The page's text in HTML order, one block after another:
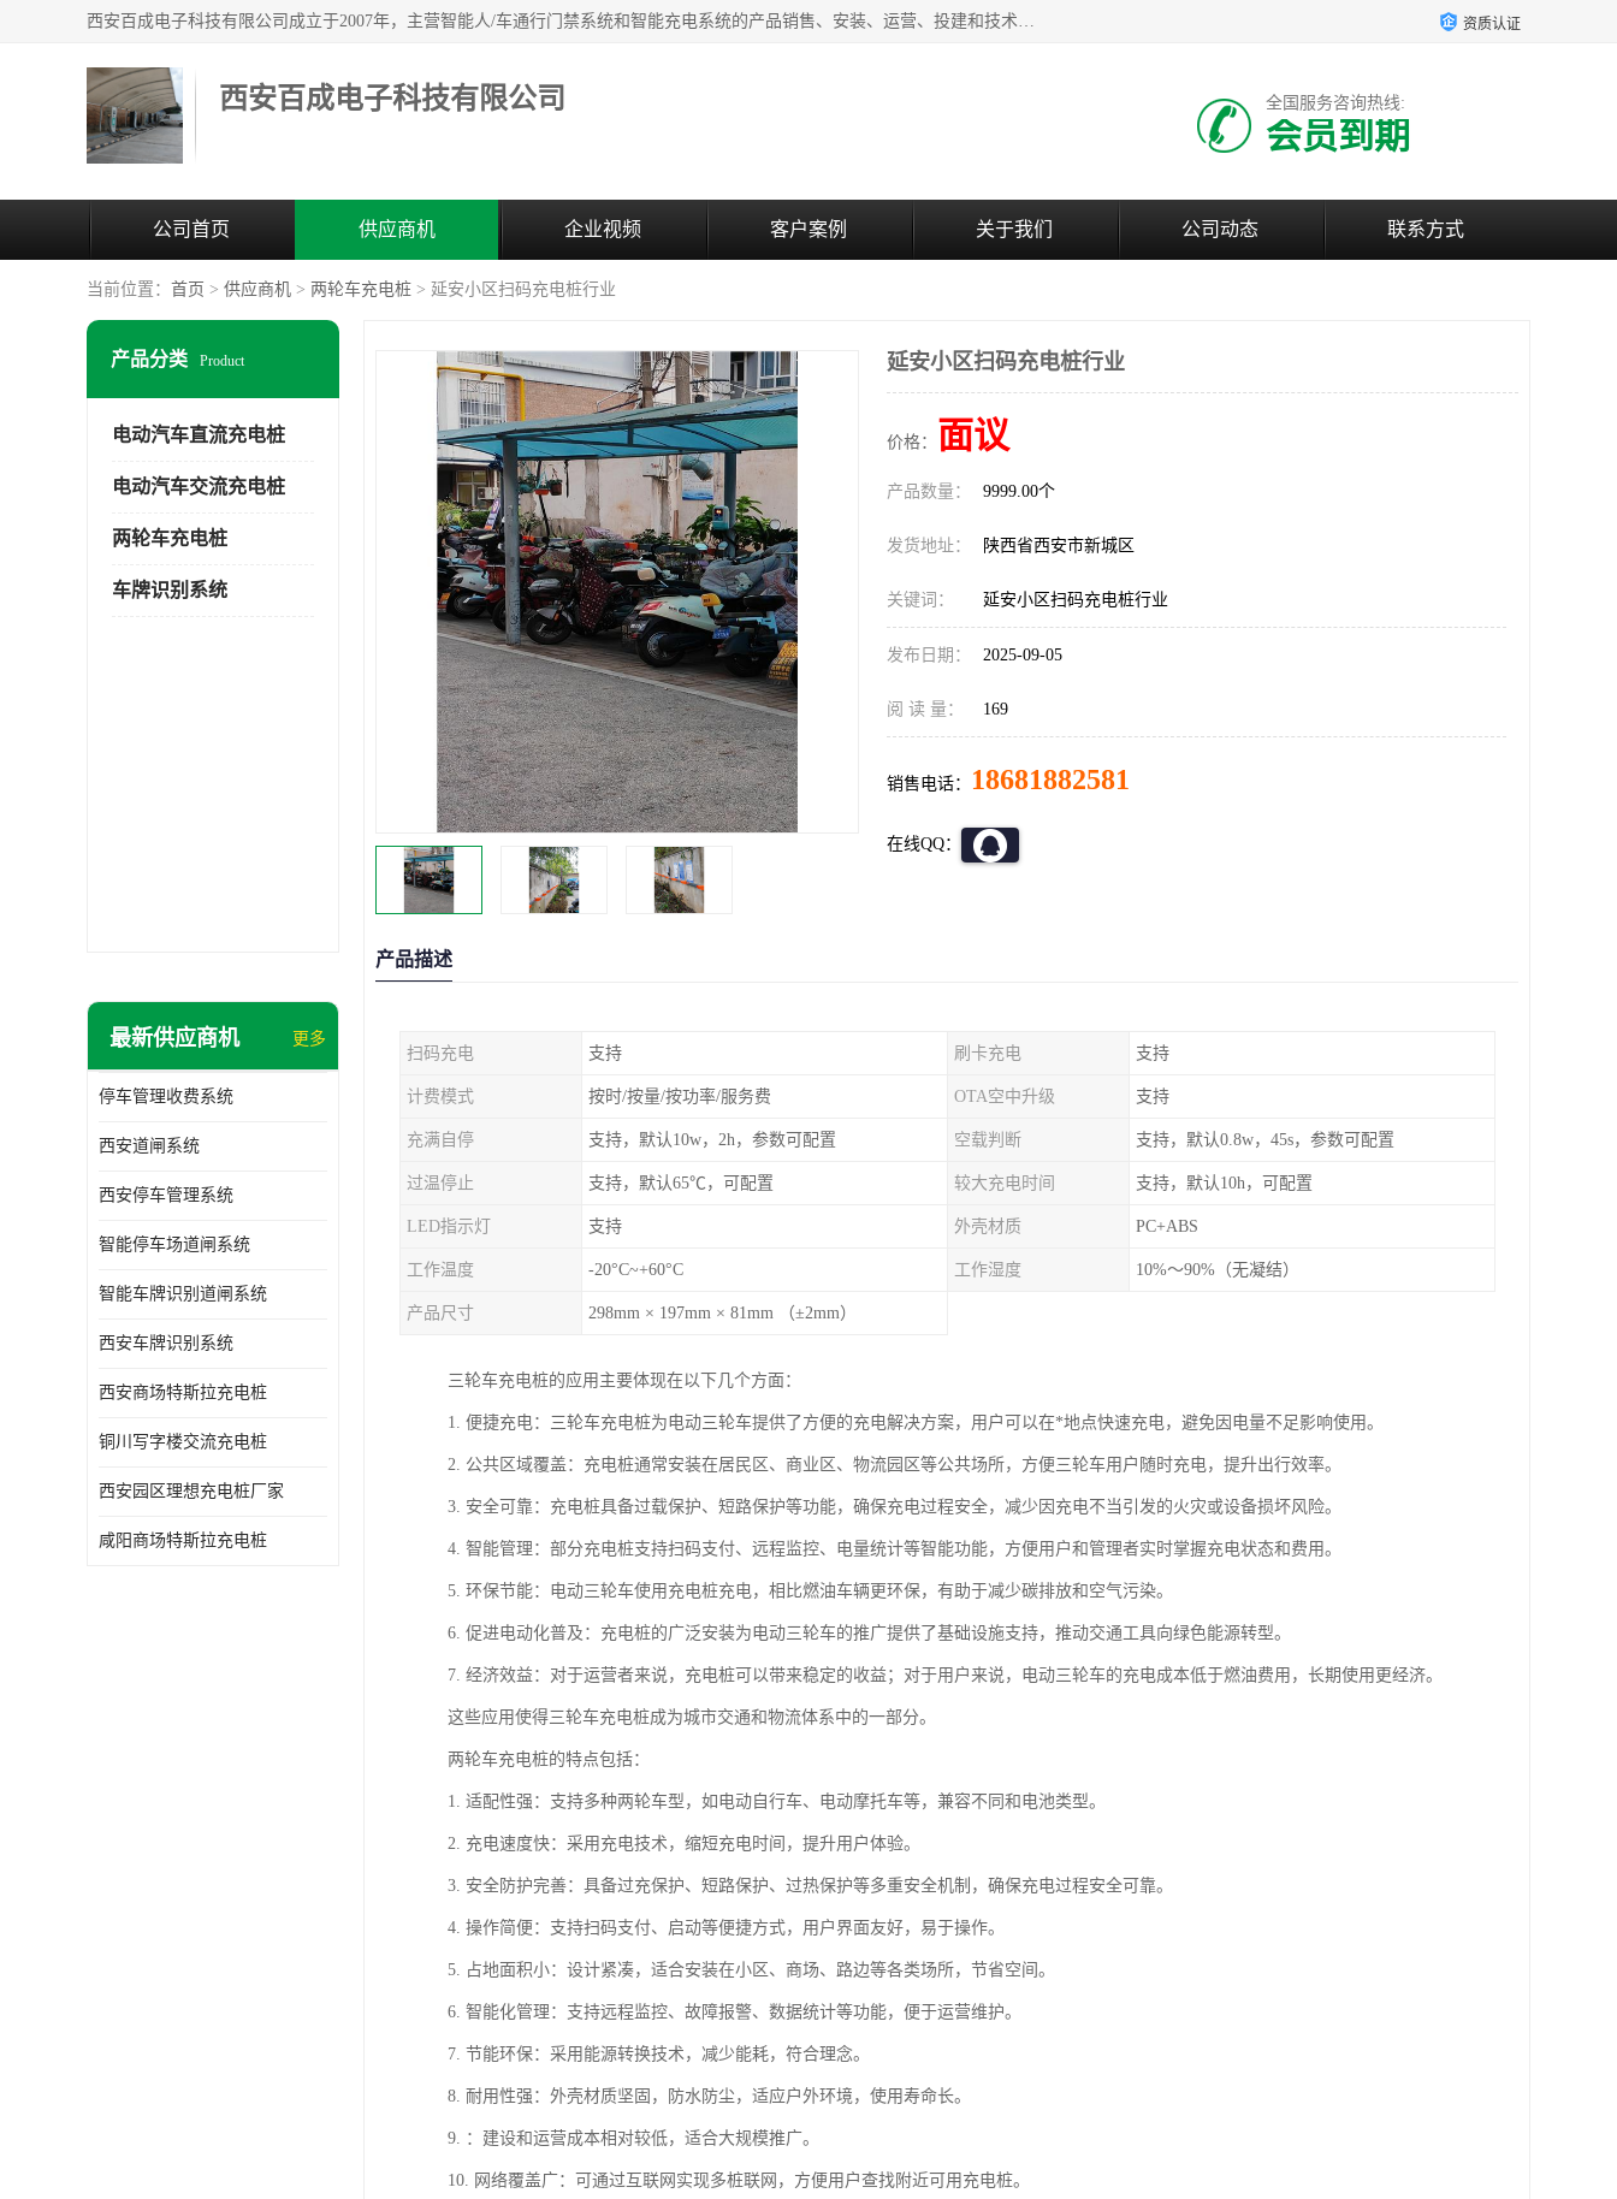
西安百成电子科技有限公司成立于2007年，主营智能人/车通行门禁系统和智能充电系统的产品销售、安装、运营、投建和技术服务为一体的高/新/技/术企业；主要产品有：智能停车场管理系统、车牌识别、汽车充电桩、两轮充电桩、道闸系统、门禁系统、人脸识别、通道闸、门禁管理系统、人行通道管理、车辆通行管理等。 资质认证
西安百成电子科技有限公司 全国服务咨询热线:
会员到期
公司首页 供应商机 企业视频 客户案例 关于我们 公司动态 联系方式
当前位置： 首页 > 供应商机 > 两轮车充电桩 > 延安小区扫码充电桩行业
产品分类 Product
电动汽车直流充电桩
电动汽车交流充电桩
两轮车充电桩
车牌识别系统
最新供应商机 更多
停车管理收费系统
西安道闸系统
西安停车管理系统
智能停车场道闸系统
智能车牌识别道闸系统
西安车牌识别系统
西安商场特斯拉充电桩
铜川写字楼交流充电桩
西安园区理想充电桩厂家
咸阳商场特斯拉充电桩
延安小区扫码充电桩行业
价格： 面议
产品数量： 9999.00个
发货地址： 陕西省西安市新城区
关键词： 延安小区扫码充电桩行业
发布日期： 2025-09-05
阅 读 量： 169
销售电话： 18681882581
在线QQ：
产品描述
扫码充电 支持 刷卡充电 支持
计费模式 按时/按量/按功率/服务费 OTA空中升级 支持
充满自停 支持，默认10w，2h，参数可配置 空载判断 支持，默认0.8w，45s，参数可配置
过温停止 支持，默认65℃，可配置 较大充电时间 支持，默认10h，可配置
LED指示灯 支持 外壳材质 PC+ABS
工作温度 -20°C~+60°C 工作湿度 10%～90%（无凝结）
产品尺寸 298mm × 197mm × 81mm （±2mm）
三轮车充电桩的应用主要体现在以下几个方面：
1. 便捷充电：三轮车充电桩为电动三轮车提供了方便的充电解决方案，用户可以在*地点快速充电，避免因电量不足影响使用。
2. 公共区域覆盖：充电桩通常安装在居民区、商业区、物流园区等公共场所，方便三轮车用户随时充电，提升出行效率。
3. 安全可靠：充电桩具备过载保护、短路保护等功能，确保充电过程安全，减少因充电不当引发的火灾或设备损坏风险。
4. 智能管理：部分充电桩支持扫码支付、远程监控、电量统计等智能功能，方便用户和管理者实时掌握充电状态和费用。
5. 环保节能：电动三轮车使用充电桩充电，相比燃油车辆更环保，有助于减少碳排放和空气污染。
6. 促进电动化普及：充电桩的广泛安装为电动三轮车的推广提供了基础设施支持，推动交通工具向绿色能源转型。
7. 经济效益：对于运营者来说，充电桩可以带来稳定的收益；对于用户来说，电动三轮车的充电成本低于燃油费用，长期使用更经济。
这些应用使得三轮车充电桩成为城市交通和物流体系中的一部分。
两轮车充电桩的特点包括：
1. 适配性强：支持多种两轮车型，如电动自行车、电动摩托车等，兼容不同和电池类型。
2. 充电速度快：采用充电技术，缩短充电时间，提升用户体验。
3. 安全防护完善：具备过充保护、短路保护、过热保护等多重安全机制，确保充电过程安全可靠。
4. 操作简便：支持扫码支付、启动等便捷方式，用户界面友好，易于操作。
5. 占地面积小：设计紧凑，适合安装在小区、商场、路边等各类场所，节省空间。
6. 智能化管理：支持远程监控、故障报警、数据统计等功能，便于运营维护。
7. 节能环保：采用能源转换技术，减少能耗，符合理念。
8. 耐用性强：外壳材质坚固，防水防尘，适应户外环境，使用寿命长。
9. ：建设和运营成本相对较低，适合大规模推广。
10. 网络覆盖广：可通过互联网实现多桩联网，方便用户查找附近可用充电桩。